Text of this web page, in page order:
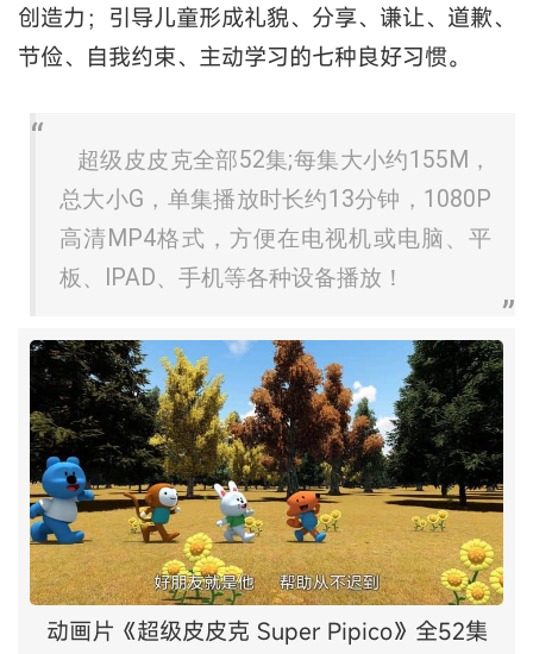
创造力；引导儿童形成礼貌、分享、谦让、道歉、
节俭、自我约束、主动学习的七种良好习惯。
超级皮皮克全部52集;每集大小约155M，
总大小G，单集播放时长约13分钟，1080P
高清MP4格式，方便在电视机或电脑、平
板、IPAD、手机等各种设备播放！
动画片《超级皮皮克 Super Pipico》全52集